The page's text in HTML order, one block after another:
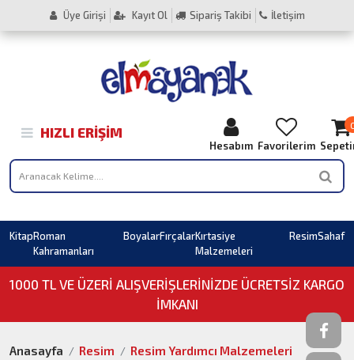
Üye Girişi Kayıt Ol Sipariş Takibi İletişim
HIZLI ERIŞIM
Hesabım Favorilerim
KitapRoman
Kahramanları
BoyalarFırçalarKırtasiye
Malzemeleri
ResimSahaf
1000 TL VE ÜZERI ALIŞVERIŞLERINIZDE ÜCRETSİZ KARGO
İMKANI
Anasayfa Resim
Resim Yardımcı Malzemeleri